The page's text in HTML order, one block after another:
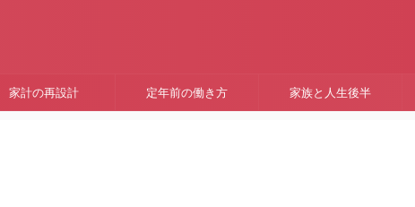
家計の再設計 定年前の働き方 家族と人生後半